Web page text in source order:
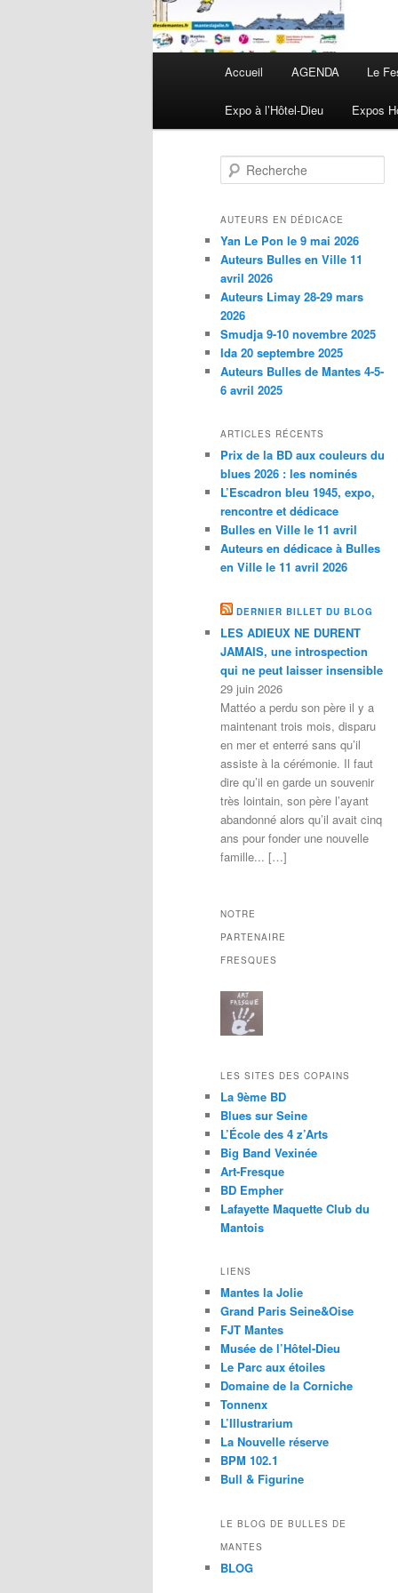
Aller au contenu principal
Aller au contenu secondaire
Accueil AGENDA Le
Expo à l’Hôtel-Dieu Expos
Recherche
AUTEURS EN DÉDICACE
Yan Le Pon le 9 mai 2026
Auteurs Bulles en Ville 11
avril 2026
Auteurs Limay 28-29 mars
2026
Smudja 9-10 novembre 2025
Ida 20 septembre 2025
Auteurs Bulles de Mantes 4-5-
6 avril 2025
ARTICLES RÉCENTS
Prix de la BD aux couleurs du
blues 2026 : les nominés
L’Escadron bleu 1945, expo,
rencontre et dédicace
Bulles en Ville le 11 avril
Auteurs en dédicace à Bulles
en Ville le 11 avril 2026
DERNIER BILLET DU BLOG
LES ADIEUX NE DURENT
JAMAIS, une introspection
qui ne peut laisser insensible
29 juin 2026
Mattéo a perdu son père il y a
maintenant trois mois, disparu
en mer et enterré sans qu’il
assiste à la cérémonie. Il faut
dire qu’il en garde un souvenir
très lointain, son père l’ayant
abandonné alors qu’il avait cinq
ans pour fonder une nouvelle
famille... […]
NOTRE
PARTENAIRE
FRESQUES
LES SITES DES COPAINS
La 9ème BD
Blues sur Seine
L’École des 4 z’Arts
Big Band Vexinée
Art-Fresque
BD Empher
Lafayette Maquette Club du
Mantois
LIENS
Mantes la Jolie
Grand Paris Seine&Oise
FJT Mantes
Musée de l’Hôtel-Dieu
Le Parc aux étoiles
Domaine de la Corniche
Tonnenx
L’Illustrarium
La Nouvelle réserve
BPM 102.1
Bull & Figurine
LE BLOG DE BULLES DE
MANTES
BLOG